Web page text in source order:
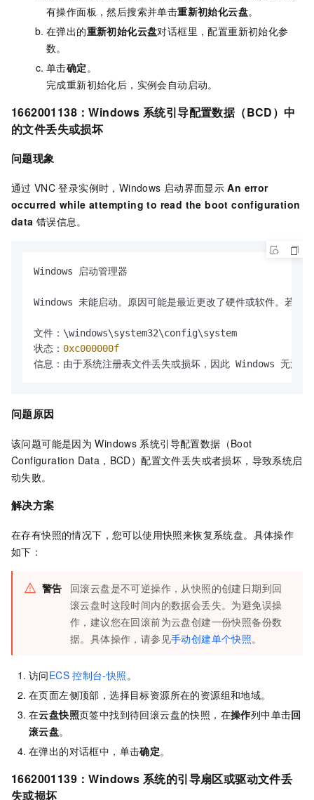
有操作面板，然后搜索并单击重新初始化云盘。
在弹出的重新初始化云盘对话框里，配置重新初始化参
数。
单击确定 。
完成重新初始化后，实例会自动启动。
1662001138：Windows 系统引导配置数据（BCD）中
的文件丢失或损坏
问题现象
通过 VNC 登录实例时，Windows 启动界面显示 An error
occurred while attempting to read the boot configuration
data 错误信息。
Windows 启动管理器
Windows 未能启动。原因可能是最近更改了硬件或软件。若要
文件：\windows\system32\config\system
状态： 0xc000000f
信息：由于系统注册表文件丢失或损坏，因此 Windows 无法加
问题原因
该问题可能是因为 Windows 系统引导配置数据（Boot
Configuration Data，BCD）配置文件丢失或者损坏，导致系统启
动失败。
解决方案
在存有快照的情况下，您可以使用快照来恢复系统盘。具体操作
如下：
警告
回滚云盘是不可逆操作，从快照的创建日期到回
滚云盘时这段时间内的数据会丢失。为避免误操
作，建议您在回滚前为云盘创建一份快照备份数
据。具体操作，请参见手动创建单个快照。
访问ECS 控制台-快照。
在页面左侧顶部，选择目标资源所在的资源组和地域。
在云盘快照页签中找到待回滚云盘的快照，在操作列中单击回
滚云盘。
在弹出的对话框中，单击确定。
1662001139：Windows 系统的引导扇区或驱动文件丢
失或损坏